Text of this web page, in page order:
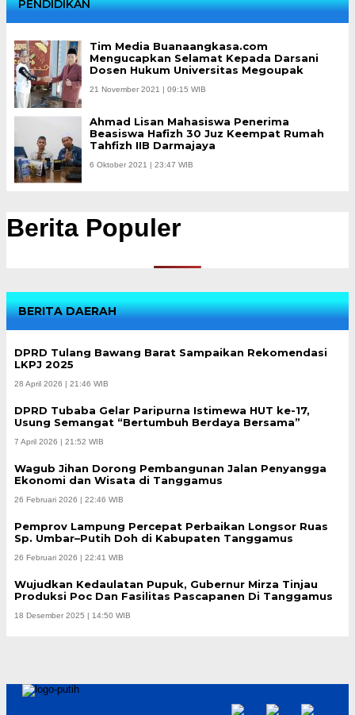
PENDIDIKAN
Tim Media Buanaangkasa.com
Mengucapkan Selamat Kepada Darsani
Dosen Hukum Universitas Megoupak
21 November 2021 | 09:15 WIB
Ahmad Lisan Mahasiswa Penerima
Beasiswa Hafizh 30 Juz Keempat Rumah
Tahfizh IIB Darmajaya
6 Oktober 2021 | 23:47 WIB
Berita Populer
BERITA DAERAH
DPRD Tulang Bawang Barat Sampaikan Rekomendasi
LKPJ 2025
28 April 2026 | 21:46 WIB
DPRD Tubaba Gelar Paripurna Istimewa HUT ke-17,
Usung Semangat “Bertumbuh Berdaya Bersama”
7 April 2026 | 21:52 WIB
Wagub Jihan Dorong Pembangunan Jalan Penyangga
Ekonomi dan Wisata di Tanggamus
26 Februari 2026 | 22:46 WIB
Pemprov Lampung Percepat Perbaikan Longsor Ruas
Sp. Umbar–Putih Doh di Kabupaten Tanggamus
26 Februari 2026 | 22:41 WIB
Wujudkan Kedaulatan Pupuk, Gubernur Mirza Tinjau
Produksi Poc Dan Fasilitas Pascapanen Di Tanggamus
18 Desember 2025 | 14:50 WIB